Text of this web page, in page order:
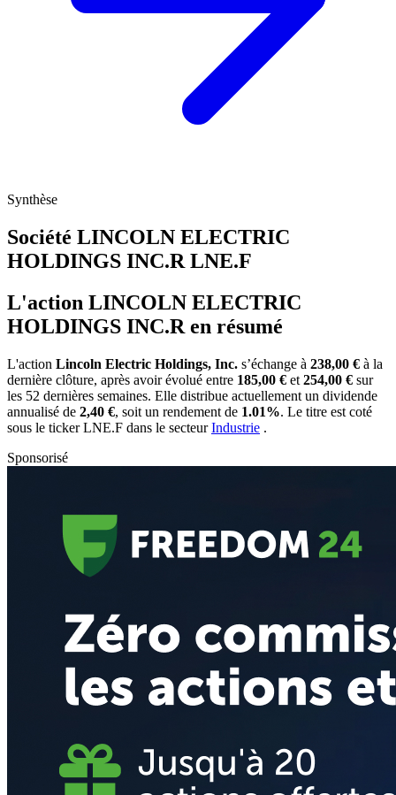
Synthèse
Société LINCOLN ELECTRIC
HOLDINGS INC.R LNE.F
L'action LINCOLN ELECTRIC
HOLDINGS INC.R en résumé
L'action Lincoln Electric Holdings, Inc. s’échange à 238,00 € à la
dernière clôture, après avoir évolué entre 185,00 € et 254,00 € sur
les 52 dernières semaines. Elle distribue actuellement un dividende
annualisé de 2,40 €, soit un rendement de 1.01%. Le titre est coté
sous le tickerLNE.F dans le secteurIndustrie .
Sponsorisé